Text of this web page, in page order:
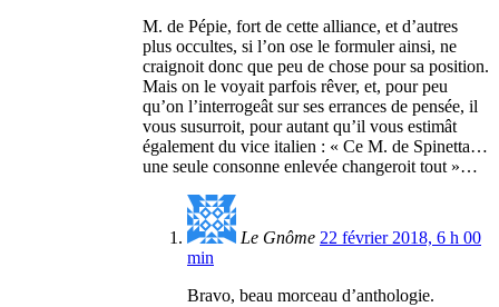
M. de Pépie, fort de cette alliance, et d’autres
plus occultes, si l’on ose le formuler ainsi, ne
craignoit donc que peu de chose pour sa position.
Mais on le voyait parfois rêver, et, pour peu
qu’on l’interrogeât sur ses errances de pensée, il
vous susurroit, pour autant qu’il vous estimât
également du vice italien : « Ce M. de Spinetta…
une seule consonne enlevée changeroit tout »…
Le Gnôme 22 février 2018, 6 h 00
min
Bravo, beau morceau d’anthologie.